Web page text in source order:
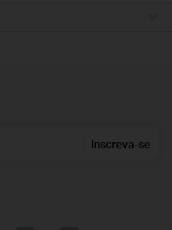
Inscreva-se